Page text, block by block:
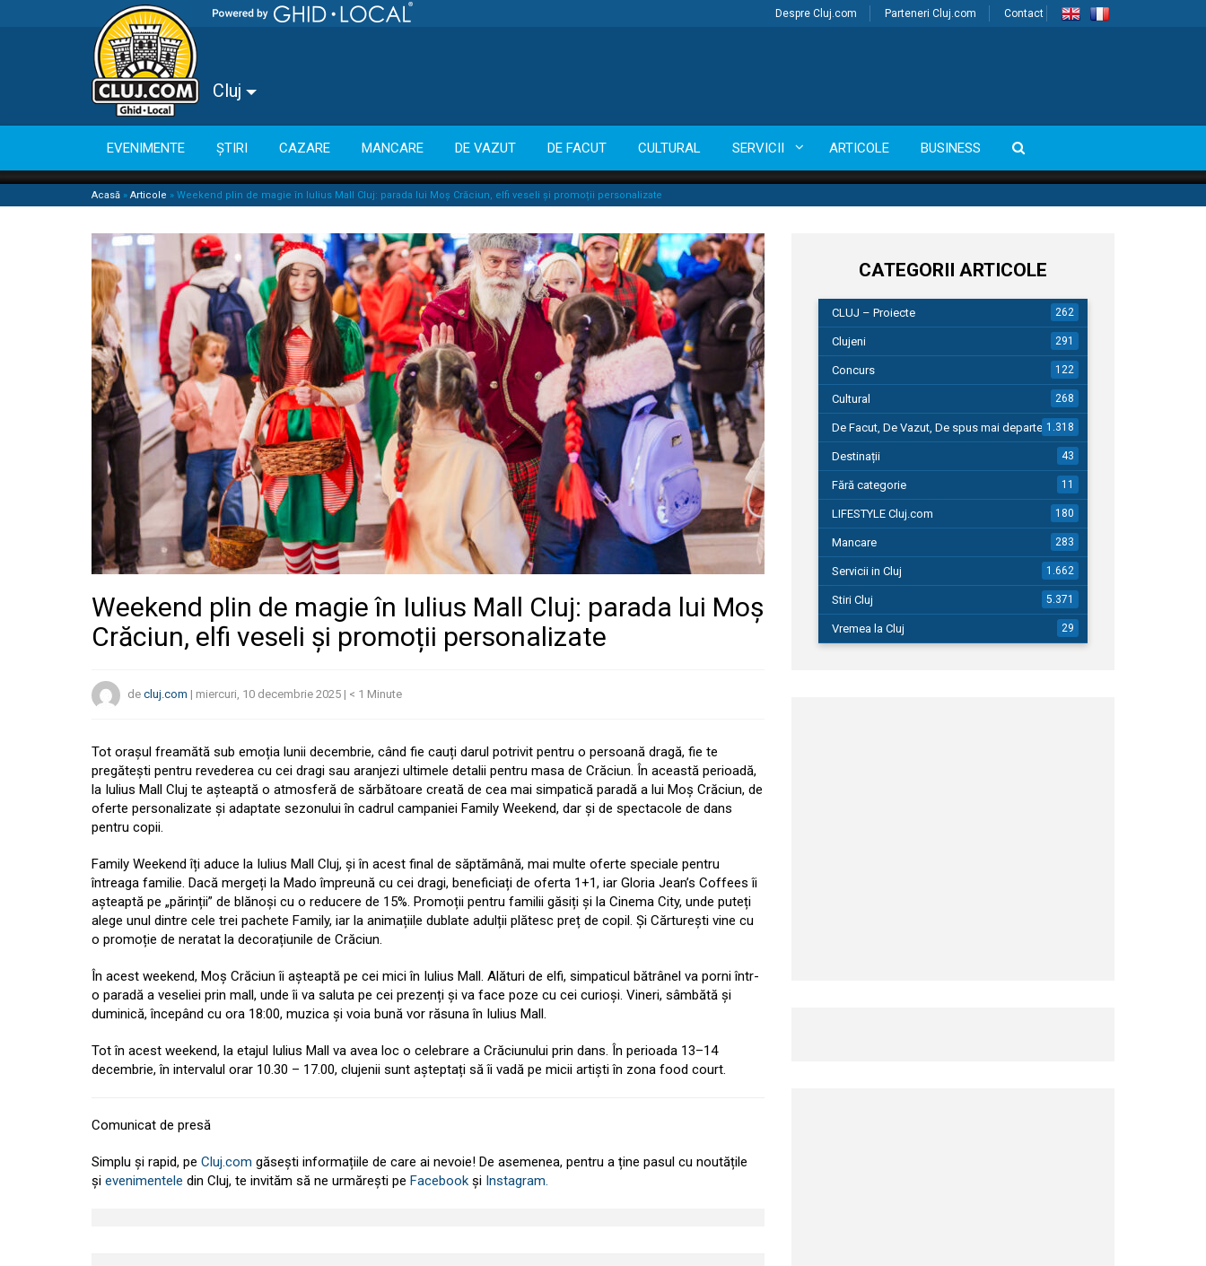
Despre Cluj.com Parteneri Cluj.com Contact
Cluj
EVENIMENTE ȘTIRI CAZARE MANCARE DE VAZUT DE FACUT CULTURAL SERVICII ARTICOLE BUSINESS
Acasă » Articole » Weekend plin de magie în Iulius Mall Cluj: parada lui Moș Crăciun, elfi veseli și promoții personalizate
Weekend plin de magie în Iulius Mall Cluj: parada lui Moș
Crăciun, elfi veseli și promoții personalizate
de cluj.com | miercuri, 10 decembrie 2025 | < 1 Minute
Tot orașul freamătă sub emoția lunii decembrie, când fie cauți darul potrivit pentru o persoană dragă, fie te
pregătești pentru revederea cu cei dragi sau aranjezi ultimele detalii pentru masa de Crăciun. În această perioadă,
la Iulius Mall Cluj te așteaptă o atmosferă de sărbătoare creată de cea mai simpatică paradă a lui Moș Crăciun, de
oferte personalizate și adaptate sezonului în cadrul campaniei Family Weekend, dar și de spectacole de dans
pentru copii.
Family Weekend îți aduce la Iulius Mall Cluj, și în acest final de săptămână, mai multe oferte speciale pentru
întreaga familie. Dacă mergeți la Mado împreună cu cei dragi, beneficiați de oferta 1+1, iar Gloria Jean’s Coffees îi
așteaptă pe „părinții” de blănoși cu o reducere de 15%. Promoții pentru familii găsiți și la Cinema City, unde puteți
alege unul dintre cele trei pachete Family, iar la animațiile dublate adulții plătesc preț de copil. Și Cărturești vine cu
o promoție de neratat la decorațiunile de Crăciun.
În acest weekend, Moș Crăciun îi așteaptă pe cei mici în Iulius Mall. Alături de elfi, simpaticul bătrânel va porni într-
o paradă a veseliei prin mall, unde îi va saluta pe cei prezenți și va face poze cu cei curioși. Vineri, sâmbătă și
duminică, începând cu ora 18:00, muzica și voia bună vor răsuna în Iulius Mall.
Tot în acest weekend, la etajul Iulius Mall va avea loc o celebrare a Crăciunului prin dans. În perioada 13–14
decembrie, în intervalul orar 10.30 – 17.00, clujenii sunt așteptați să îi vadă pe micii artiști în zona food court.
Comunicat de presă
Simplu și rapid, pe Cluj.com găsești informațiile de care ai nevoie! De asemenea, pentru a ține pasul cu noutățile
și evenimentele din Cluj, te invităm să ne urmărești pe Facebook și Instagram.
CATEGORII ARTICOLE
CLUJ – Proiecte 262
Clujeni 291
Concurs 122
Cultural 268
De Facut, De Vazut, De spus mai departe…1.318
Destinații 43
Fără categorie 11
LIFESTYLE Cluj.com 180
Mancare 283
Servicii in Cluj 1.662
Stiri Cluj 5.371
Vremea la Cluj 29